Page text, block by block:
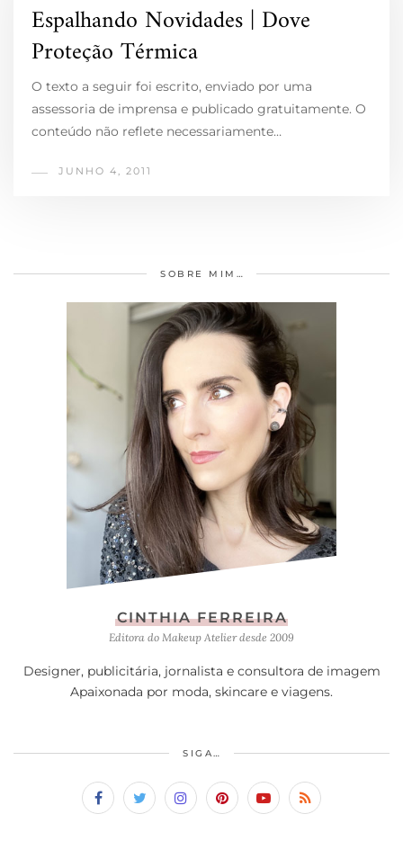
Espalhando Novidades | Dove
Proteção Térmica
O texto a seguir foi escrito, enviado por uma
assessoria de imprensa e publicado gratuitamente. O
conteúdo não reflete necessariamente…
JUNHO 4, 2011
SOBRE MIM…
CINTHIA FERREIRA
Editora do Makeup Atelier desde 2009
Designer, publicitária, jornalista e consultora de imagem
Apaixonada por moda, skincare e viagens.
SIGA…